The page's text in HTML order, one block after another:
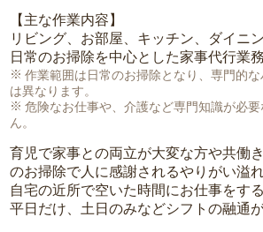
【主な作業内容】
リビング、お部屋、キッチン、ダイニ
日常のお掃除を中心とした家事代行業
作業範囲は日常のお掃除となり、専門的
は異なります。
危険なお仕事や、介護など専門知識が必
ん。
育児で家事との両立が大変な方や共働
のお掃除で人に感謝されるやりがい溢
自宅の近所で空いた時間にお仕事をす
平日だけ、土日のみなどシフトの融通